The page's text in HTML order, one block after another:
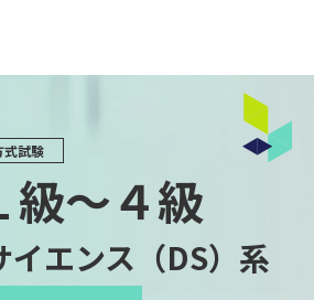
式試験
級〜４級
エンス（DS）系